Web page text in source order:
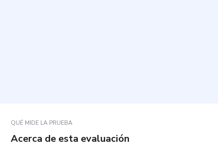
QUÉ MIDE LA PRUEBA
Acerca de esta evaluación